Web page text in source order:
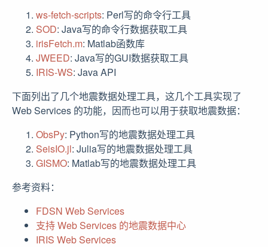
ws-fetch-scripts: Perl写的命令行工具
SOD: Java写的命令行数据获取工具
irisFetch.m: Matlab函数库
JWEED: Java写的GUI数据获取工具
IRIS-WS: Java API
下面列出了几个地震数据处理工具，这几个工具实现了
Web Services 的功能，因而也可以用于获取地震数据：
ObsPy: Python写的地震数据处理工具
SeisIO.jl: Julia写的地震数据处理工具
GISMO: Matlab写的地震数据处理工具
参考资料：
FDSN Web Services
支持 Web Services 的地震数据中心
IRIS Web Services